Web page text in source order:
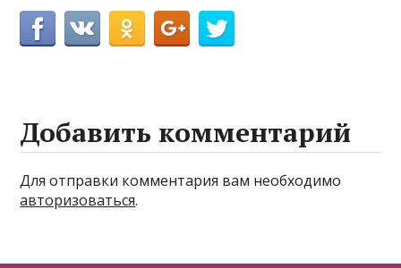
Добавить комментарий
Для отправки комментария вам необходимо
авторизоваться.